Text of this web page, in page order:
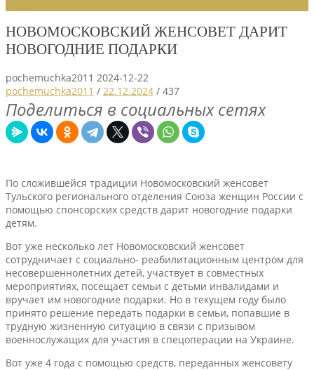
НОВОМОСКОВСКИЙ ЖЕНСОВЕТ ДАРИТ
НОВОГОДНИЕ ПОДАРКИ
pochemuchka2011 2024-12-22
pochemuchka2011 / 22.12.2024 / 437
Поделиться в социальных сетях
По сложившейся традиции Новомосковский женсовет
Тульского регионального отделения Союза женщин России с
помощью спонсорских средств дарит новогодние подарки
детям.
Вот уже несколько лет Новомосковский женсовет
сотрудничает с социально- реабилитационным центром для
несовершеннолетних детей, участвует в совместных
мероприятиях, посещает семьи с детьми инвалидами и
вручает им новогодние подарки. Но в текущем году было
принято решение передать подарки в семьи, попавшие в
трудную жизненную ситуацию в связи с призывом
военнослужащих для участия в спецоперации на Украине.
Вот уже 4 года с помощью средств, переданных женсовету